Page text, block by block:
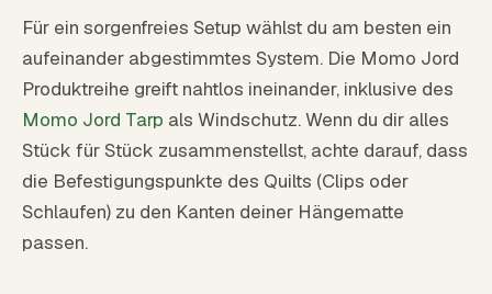
Für ein sorgenfreies Setup wählst du am besten ein
aufeinander abgestimmtes System. Die Momo Jord
Produktreihe greift nahtlos ineinander, inklusive des
Momo Jord Tarp als Windschutz. Wenn du dir alles
Stück für Stück zusammenstellst, achte darauf, dass
die Befestigungspunkte des Quilts (Clips oder
Schlaufen) zu den Kanten deiner Hängematte
passen.